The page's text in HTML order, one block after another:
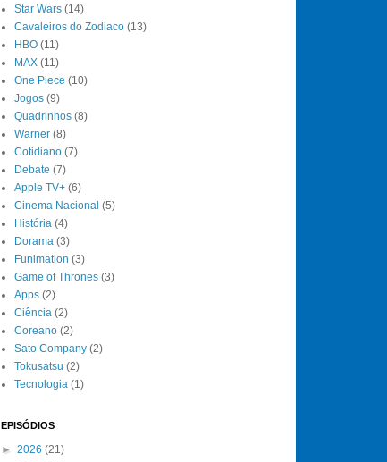
Star Wars (14)
Cavaleiros do Zodiaco (13)
HBO (11)
MAX (11)
One Piece (10)
Jogos (9)
Quadrinhos (8)
Warner (8)
Cotidiano (7)
Debate (7)
Apple TV+ (6)
Cinema Nacional (5)
História (4)
Dorama (3)
Funimation (3)
Game of Thrones (3)
Apps (2)
Ciência (2)
Coreano (2)
Sato Company (2)
Tokusatsu (2)
Tecnologia (1)
EPISÓDIOS
► 2026 (21)